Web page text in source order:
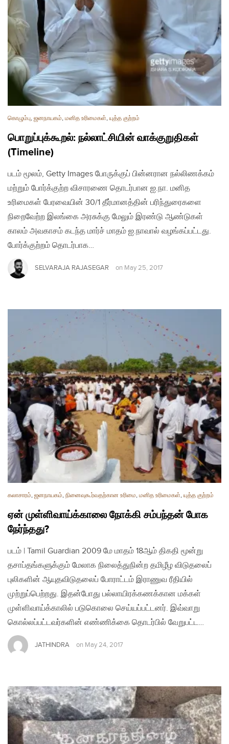
கொழும்பு, ஜனநாயகம், மனித உரிமைகள், யுத்த குற்றம்
பொறுப்புக்கூறல்: நல்லாட்சியின் வாக்குறுதிகள்
(Timeline)
படம் மூலம், Getty Images போருக்குப் பின்னரான நல்லிணக்கம்
மற்றும் போர்க்குற்ற விசாரணை தொடர்பான ஐ.நா. மனித
உரிமைகள் பேரவையின் 30/1 தீர்மானத்தின் பரிந்துரைகளை
நிறைவேற்ற இலங்கை அரசுக்கு மேலும் இரண்டு ஆண்டுகள்
காலம் அவகாசம் கடந்த மார்ச் மாதம் ஐ.நாவால் வழங்கப்பட்டது.
போர்க்குற்றம் தொடர்பாக…
SELVARAJA RAJASEGAR on May 25, 2017
கலாசாரம், ஜனநாயகம், நினைவுகூர்வதற்கான உரிமை, மனித உரிமைகள், யுத்த குற்றம்
ஏன் முள்ளிவாய்க்காலை நோக்கி சம்பந்தன் போக
நேர்ந்தது?
படம் | Tamil Guardian 2009 மே மாதம் 18ஆம் திகதி மூன்று
தசாப்தங்களுக்கும் மேலாக நிலைத்துநின்ற தமிழீழ விடுதலைப்
புலிகளின் ஆயுதவிடுதலைப் போராட்டம் இராணுவ ரீதியில்
முற்றுப்பெற்றது. இதன்போது பல்லாயிரக்கணக்கான மக்கள்
முள்ளிவாய்க்காலில் படுகொலை செய்யப்பட்டனர். இவ்வாறு
கொல்லப்பட்டவர்களின் எண்ணிக்கை தொடர்பில் வேறுபட்ட…
JATHINDRA on May 24, 2017